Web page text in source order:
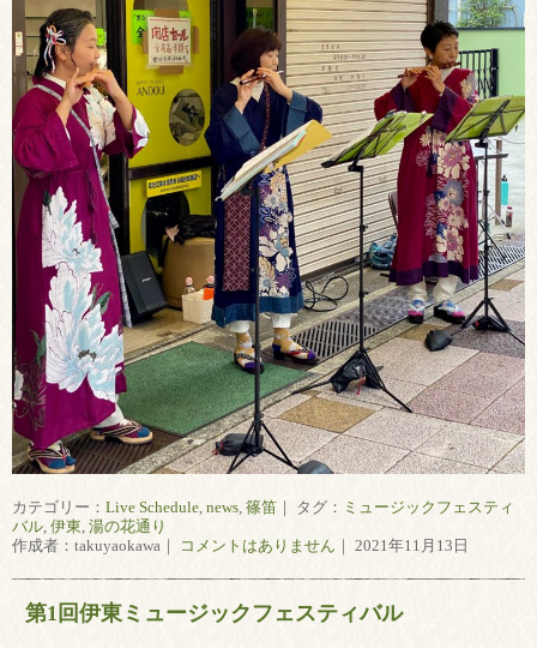
カテゴリー： Live Schedule news 篠笛 ｜ タグ： ミュージックフェスティ
バル 伊東 湯の花通り
作成者：takuyaokawa｜
コメントはありません ｜ 2021年11月13日
第1回伊東ミュージックフェスティバル